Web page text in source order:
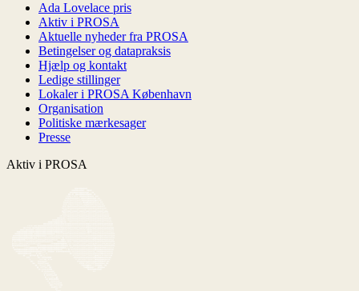
Ada Lovelace pris
Aktiv i PROSA
Aktuelle nyheder fra PROSA
Betingelser og datapraksis
Hjælp og kontakt
Ledige stillinger
Lokaler i PROSA København
Organisation
Politiske mærkesager
Presse
Aktiv i PROSA